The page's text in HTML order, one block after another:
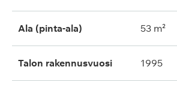
Ala (pinta-ala) 53 m²
Talon rakennusvuosi 1995